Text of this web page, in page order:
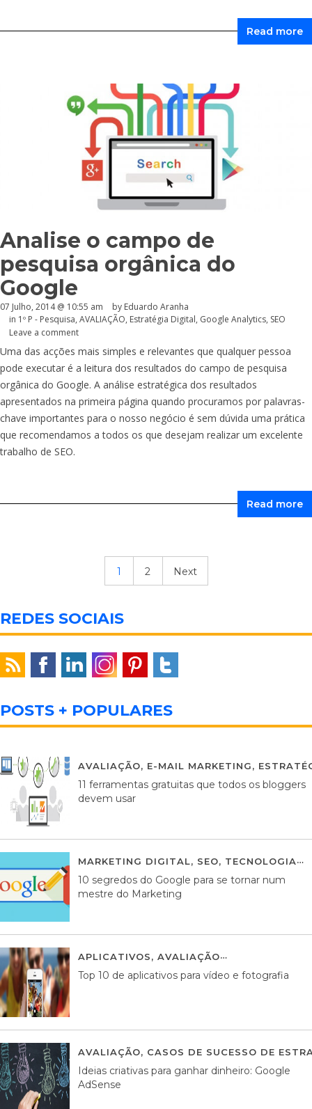
Read more
Analise o campo de
pesquisa orgânica do
Google
07 Julho, 2014 @ 10:55 am by Eduardo Aranha
in 1º P - Pesquisa, AVALIAÇÃO, Estratégia Digital, Google Analytics, SEO
Leave a comment
Uma das acções mais simples e relevantes que qualquer pessoa
pode executar é a leitura dos resultados do campo de pesquisa
orgânica do Google. A análise estratégica dos resultados
apresentados na primeira página quando procuramos por palavras-
chave importantes para o nosso negócio é sem dúvida uma prática
que recomendamos a todos os que desejam realizar um excelente
trabalho de SEO.
Read more
1 2 Next
REDES SOCIAIS
POSTS + POPULARES
AVALIAÇÃO, E-MAIL MARKETING,
11 ferramentas gratuitas que todos os bloggers
devem usar
MARKETING DIGITAL, SEO, TECNOLOGIA
10 segredos do Google para se tornar num
mestre do Marketing
APLICATIVOS, AVALIAÇÃO
Top 10 de aplicativos para vídeo e fotografia
AVALIAÇÃO, CASOS DE SUCESSO DE
Ideias criativas para ganhar dinheiro: Google
AdSense